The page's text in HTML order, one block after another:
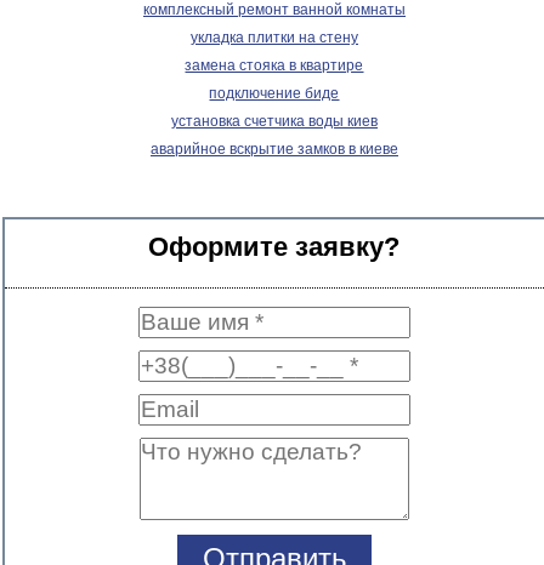
комплексный ремонт ванной комнаты
укладка плитки на стену
замена стояка в квартире
подключение биде
установка счетчика воды киев
аварийное вскрытие замков в киеве
Оформите заявку?